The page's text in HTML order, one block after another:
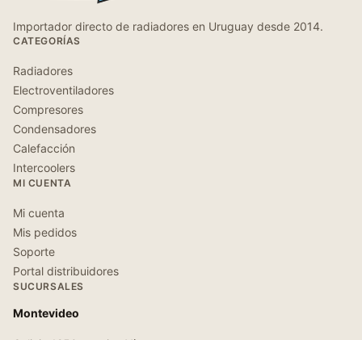
Importador directo de radiadores en Uruguay desde 2014.
CATEGORÍAS
Radiadores
Electroventiladores
Compresores
Condensadores
Calefacción
Intercoolers
MI CUENTA
Mi cuenta
Mis pedidos
Soporte
Portal distribuidores
SUCURSALES
Montevideo